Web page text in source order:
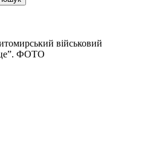
військовий
ФОТО